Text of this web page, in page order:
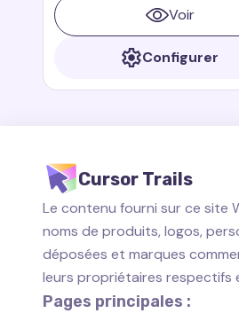
connu pour sa convivialité et son
amour de la nourriture.
Voir
Configurer
Cursor Trails
Le contenu fourni sur ce site
noms de produits, logos,
déposées et marques
leurs propriétaires respectifs
Pages principales :